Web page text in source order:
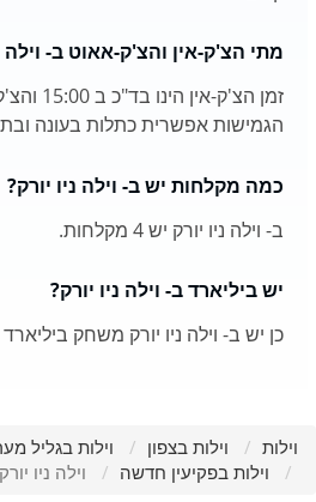
מתי הצ'ק-אין והצ'ק-אאוט ב- וילה
הגמישות אפשרית כתלות בעונה
כמה מקלחות יש ב- וילה ניו יורק?
ב- וילה ניו יורק יש 4 מקלחות.
יש ביליארד ב- וילה ניו יורק?
כן יש ב- וילה ניו יורק משחק
וילות וילות בצפון
וילות בגליל
וילות בפקיעין חדשה
וילה ניו יורק